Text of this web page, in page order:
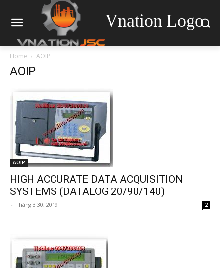
Vnation Logo
Home AOIP
AOIP
AOIP
HIGH ACCURATE DATA ACQUISITION
SYSTEMS (DATALOG 20/90/140)
- Tháng 3 30, 2019 2